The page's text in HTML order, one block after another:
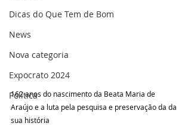
Dicas do Que Tem de Bom
News
Nova categoria
Expocrato 2024
Política
162 anos do nascimento da Beata Maria de
Araújo e a luta pela pesquisa e preservação da da
sua história